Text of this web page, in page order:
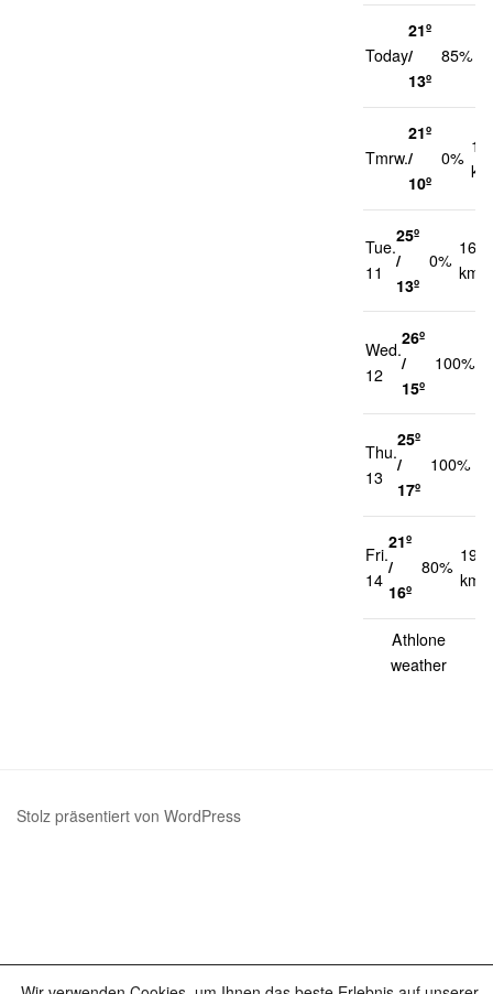
Today
21º
/
13º
85%
Tmrw.
21º
/
10º
0%
12
Tue.
11
25º
/
13º
0%
16
km/h
Wed.
12
26º
/
15º
100%
Thu.
13
25º
/
17º
100%
Fri.
14
21º
/
16º
80%
19
km/h
Athlone
weather
Stolz präsentiert von WordPress